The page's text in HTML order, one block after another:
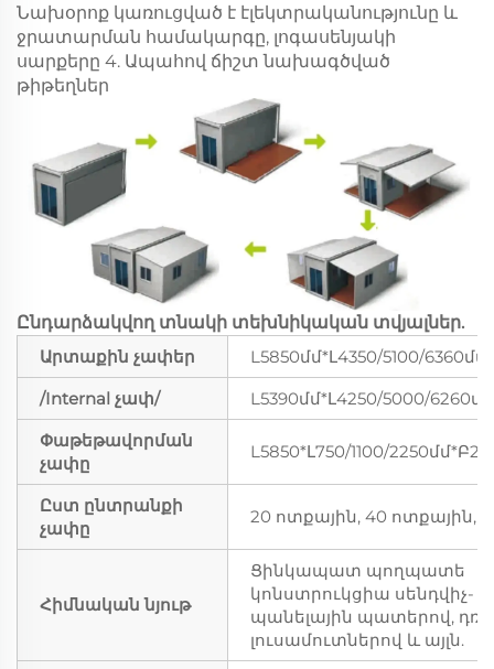
Նախօրոք կառուցված է էլեկտրականությունը և
ջրատարման համակարգը, լոգասենյակի
սարքերը 4. Ապահով ճիշտ նախագծված
թիթեղներ
Ընդարձակվող տնակի տեխնիկական տվյալներ.
Արտաքին չափեր
L5850մմ*Լ4350/5100/
/Internal չափ/
L5390մմ*Լ4250/5000/
Փաթեթավորման
չափը
L5850*Լ750/1100/
Ըստ ընտրանքի
չափը
20 ոտքային, 40 ոտքային, և
Հիմնական նյութ
Ցինկապատ պողպատե
կոնստրուկցիա սենդվիչ-
պանելային պատերով,
լուսամուտներով և այլն.